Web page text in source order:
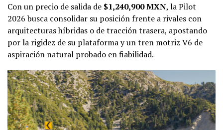
Con un precio de salida de $1,240,900 MXN, la Pilot
2026 busca consolidar su posición frente a rivales con
arquitecturas híbridas o de tracción trasera, apostando
por la rigidez de su plataforma y un tren motriz V6 de
aspiración natural probado en fiabilidad.